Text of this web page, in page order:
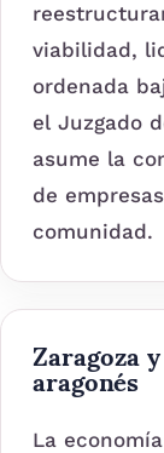
viabilidad,
ordenada
el Juzgado
asume la
de
comunidad.
Zaragoza
aragonés
La